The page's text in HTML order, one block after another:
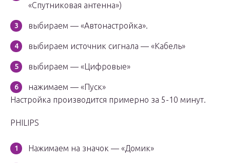
«Спутниковая антенна»)
выбираем — «Автонастройка».
выбираем источник сигнала — «Кабель»
выбираем — «Цифровые»
нажимаем — «Пуск»
Настройка производится примерно за 5-10 минут.
PHILIPS
Нажимаем на значок — «Домик»